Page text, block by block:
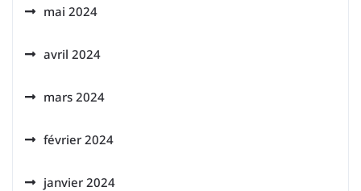
mai 2024
avril 2024
mars 2024
février 2024
janvier 2024